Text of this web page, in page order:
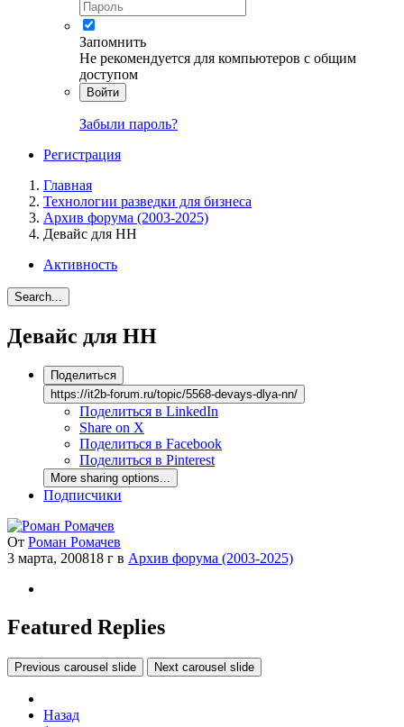
Запомнить
Не рекомендуется для компьютеров с общим
доступом
Войти
Забыли пароль?
Регистрация
Главная
Технологии разведки для бизнеса
Архив форума (2003-2025)
Девайс для НН
Активность
Search...
Девайс для НН
Поделиться
https://it2b-forum.ru/topic/5568-devays-dlya-nn/
Поделиться в LinkedIn
Share on X
Поделиться в Facebook
Поделиться в Pinterest
More sharing options...
Подписчики
От Роман Ромачев
3 марта, 200818 г в Архив форума (2003-2025)
Featured Replies
Previous carousel slide Next carousel slide
Назад